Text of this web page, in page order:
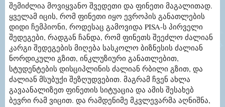
შემიძლია მოვიყვანო შვედეთი და ფინეთი მაგალითად.
ყველამ იცის, რომ ფინეთი იყო ევროპის განათლების
დიდი ჩემპიონი, როდესაც გამოვიდა PISA-ს პირველი
შედეგები, რადგან ჩანდა, რომ ფინეთს შეეძლო ძალიან
კარგი შედეგების მიღება სასკოლო ბიზნესის ძალიან
ნორდიკული გზით, ინკლუზიური განათლებით,
სტუდენტების დისციპლინის ძალიან რბილი გზით, და
ძალიან მსუბუქი შეზღუდვებით. მაგრამ ჩვენ ახლა
გავაანალიზეთ ფინეთის სიტუაცია და ამის შესახებ
ბევრი რამ ვიცით. და რამდენიმე მკვლევარმა აღნიშნა,